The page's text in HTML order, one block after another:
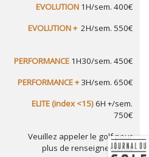
EVOLUTION 1H/sem. 400€
EVOLUTION + 2H/sem. 550€
PERFORMANCE 1H30/sem. 450€
PERFORMANCE +3H/sem. 650€
ELITE (index <15) 6H +/sem.
750€
Veuillez appeler le golf pour
plus de renseignements